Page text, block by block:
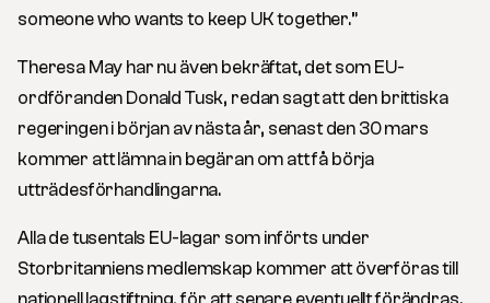
someone who wants to keep UK together.”
Theresa May har nu även bekräftat, det som EU-
ordföranden Donald Tusk, redan sagt att den brittiska
regeringen i början av nästa år, senast den 30 mars
kommer att lämna in begäran om att få börja
utträdesförhandlingarna.
Alla de tusentals EU-lagar som införts under
Storbritanniens medlemskap kommer att överföras till